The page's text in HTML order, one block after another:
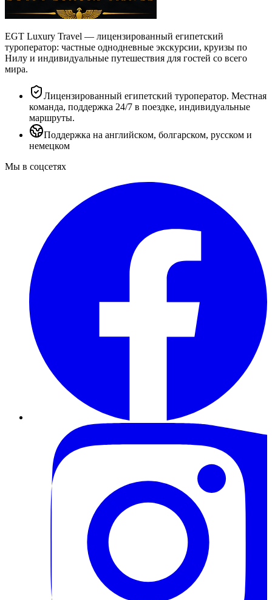
EGT Luxury Travel — лицензированный египетский
туроператор: частные однодневные экскурсии, круизы по
Нилу и индивидуальные путешествия для гостей со всего
мира.
Лицензированный египетский туроператор. Местная
команда, поддержка 24/7 в поездке, индивидуальные
маршруты.
Поддержка на английском, болгарском, русском и
немецком
Мы в соцсетях